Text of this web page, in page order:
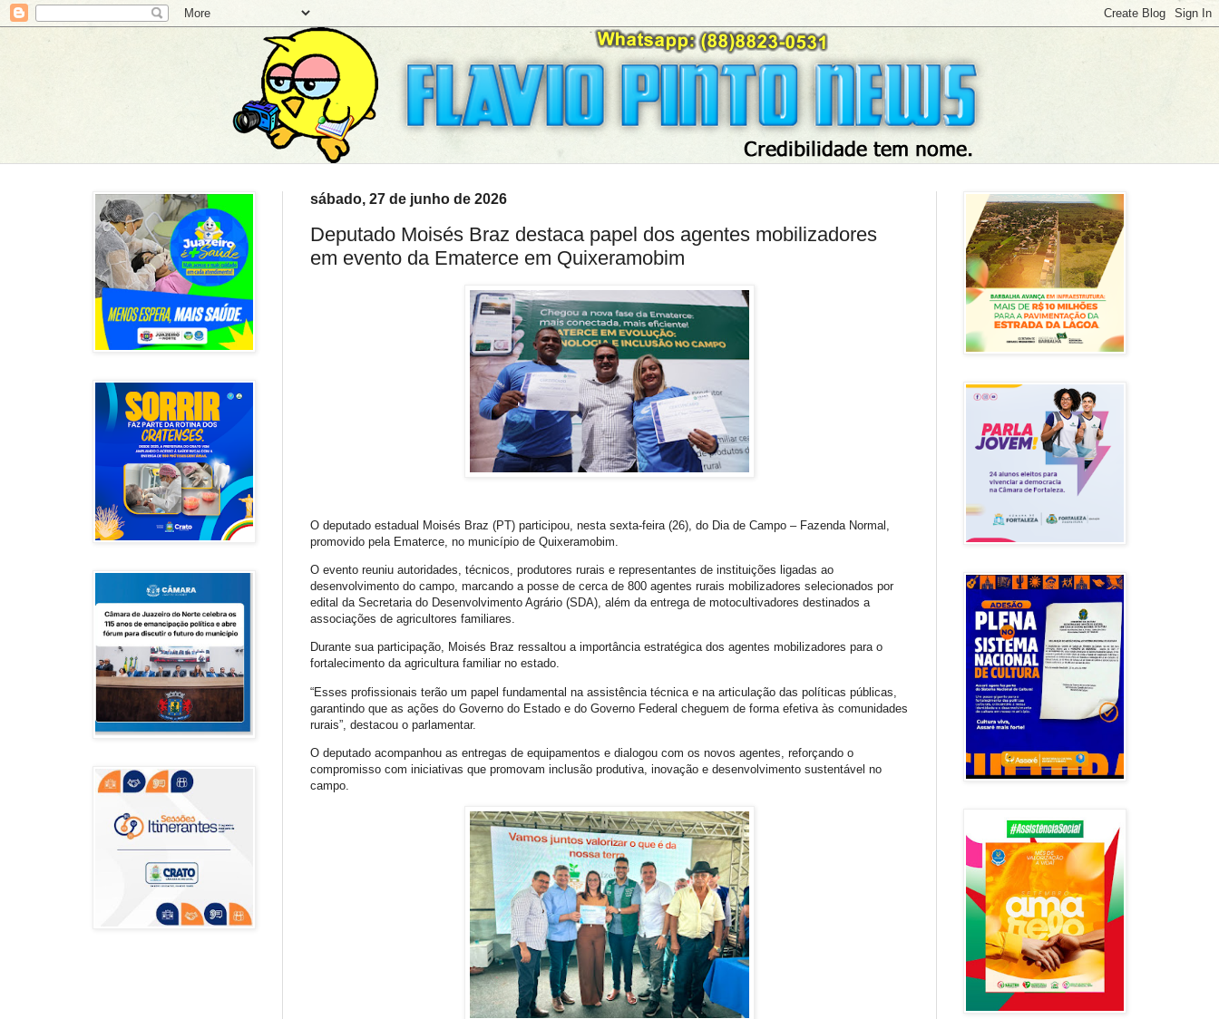
sábado, 27 de junho de 2026
Deputado Moisés Braz destaca papel dos agentes mobilizadores
em evento da Ematerce em Quixeramobim
O deputado estadual Moisés Braz (PT) participou, nesta sexta-feira (26), do Dia de Campo – Fazenda Normal,
promovido pela Ematerce, no município de Quixeramobim.
O evento reuniu autoridades, técnicos, produtores rurais e representantes de instituições ligadas ao
desenvolvimento do campo, marcando a posse de cerca de 800 agentes rurais mobilizadores selecionados por
edital da Secretaria do Desenvolvimento Agrário (SDA), além da entrega de motocultivadores destinados a
associações de agricultores familiares.
Durante sua participação, Moisés Braz ressaltou a importância estratégica dos agentes mobilizadores para o
fortalecimento da agricultura familiar no estado.
“Esses profissionais terão um papel fundamental na assistência técnica e na articulação das políticas públicas,
garantindo que as ações do Governo do Estado e do Governo Federal cheguem de forma efetiva às comunidades
rurais”, destacou o parlamentar.
O deputado acompanhou as entregas de equipamentos e dialogou com os novos agentes, reforçando o
compromisso com iniciativas que promovam inclusão produtiva, inovação e desenvolvimento sustentável no
campo.